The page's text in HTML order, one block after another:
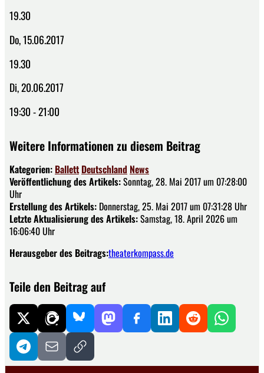
19.30
Do, 15.06.2017
19.30
Di, 20.06.2017
19:30 - 21:00
Weitere Informationen zu diesem Beitrag
Kategorien: Ballett Deutschland News
Veröffentlichung des Artikels:Sonntag, 28. Mai 2017 um 07:28:00
Uhr
Erstellung des Artikels: Donnerstag, 25. Mai 2017 um 07:31:28 Uhr
Letzte Aktualisierung des Artikels:Samstag, 18. April 2026 um
16:06:40 Uhr
Herausgeber des Beitrags:theaterkompass.de
Teile den Beitrag auf